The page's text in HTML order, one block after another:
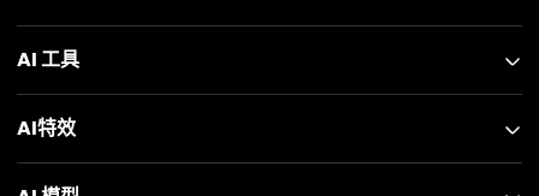
AI 工具
AI特效